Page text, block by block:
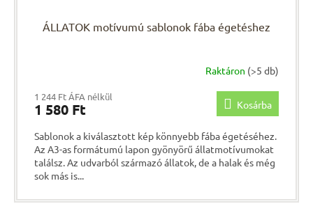
ÁLLATOK motívumú sablonok fába égetéshez
Raktáron (>5 db)
1 244 Ft ÁFA nélkül
1 580 Ft Kosárba
Sablonok a kiválasztott kép könnyebb fába égetéséhez.
Az A3-as formátumú lapon gyönyörű állatmotívumokat
találsz. Az udvarból származó állatok, de a halak és még
sok más is...